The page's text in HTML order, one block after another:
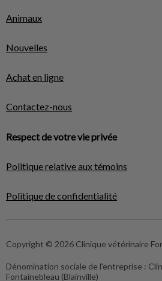
Animaux
Nouvelles
Achat en ligne
Contactez-nous
Respect de votre vie privée
Politique relative aux témoins
Politique de confidentialité
Copyright © 2026 Clinique vétérinaire
Dénomination sociale de l'entreprise :
Fontainebleau (Blainville)